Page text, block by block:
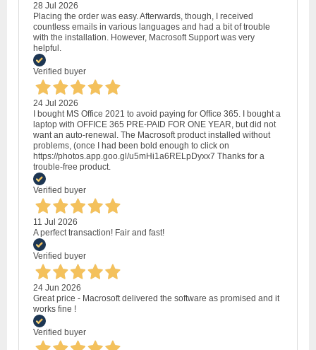
28 Jul 2026
Placing the order was easy. Afterwards, though, I received
countless emails in various languages and had a bit of trouble
with the installation. However, Macrosoft Support was very
helpful.
Verified buyer
24 Jul 2026
I bought MS Office 2021 to avoid paying for Office 365. I bought a
laptop with OFFICE 365 PRE-PAID FOR ONE YEAR, but did not
want an auto-renewal. The Macrosoft product installed without
problems, (once I had been bold enough to click on
https://photos.app.goo.gl/u5mHi1a6RELpDyxx7 Thanks for a
trouble-free product.
Verified buyer
11 Jul 2026
A perfect transaction! Fair and fast!
Verified buyer
24 Jun 2026
Great price - Macrosoft delivered the software as promised and it
works fine !
Verified buyer